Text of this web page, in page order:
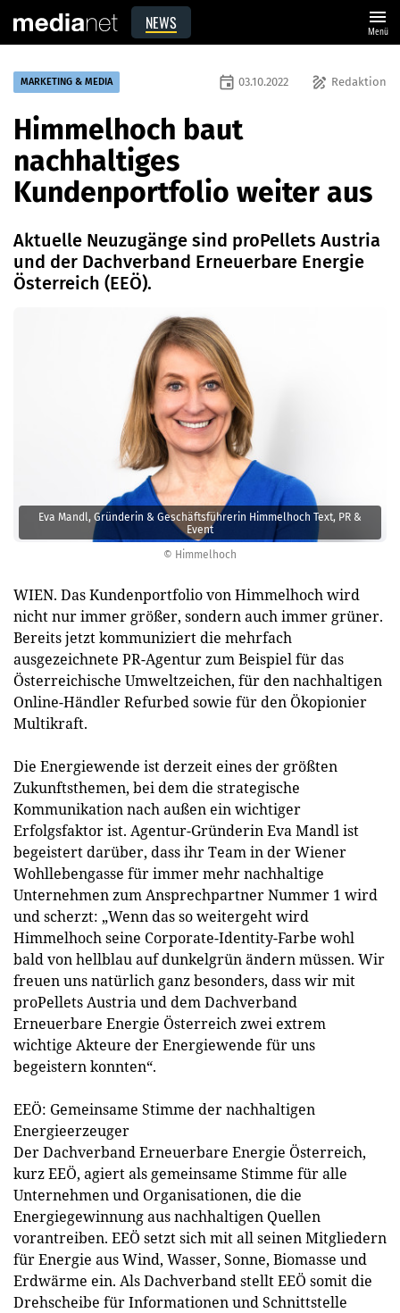
NEWS menu
Menü
© Himmelhoch
Eva Mandl, Gründerin & Geschäftsführerin Himmelhoch Text, PR &
Event
MARKETING & MEDIA draw Redaktion
event 03.10.2022
Himmelhoch baut
nachhaltiges
Kundenportfolio weiter aus
Aktuelle Neuzugänge sind proPellets Austria
und der Dachverband Erneuerbare Energie
Österreich (EEÖ).
WIEN. Das Kundenportfolio von Himmelhoch wird
nicht nur immer größer, sondern auch immer grüner.
Bereits jetzt kommuniziert die mehrfach
ausgezeichnete PR-Agentur zum Beispiel für das
Österreichische Umweltzeichen, für den nachhaltigen
Online-Händler Refurbed sowie für den Ökopionier
Multikraft.
Die Energiewende ist derzeit eines der größten
Zukunftsthemen, bei dem die strategische
Kommunikation nach außen ein wichtiger
Erfolgsfaktor ist. Agentur-Gründerin Eva Mandl ist
begeistert darüber, dass ihr Team in der Wiener
Wohllebengasse für immer mehr nachhaltige
Unternehmen zum Ansprechpartner Nummer 1 wird
und scherzt: „Wenn das so weitergeht wird
Himmelhoch seine Corporate-Identity-Farbe wohl
bald von hellblau auf dunkelgrün ändern müssen. Wir
freuen uns natürlich ganz besonders, dass wir mit
proPellets Austria und dem Dachverband
Erneuerbare Energie Österreich zwei extrem
wichtige Akteure der Energiewende für uns
begeistern konnten“.
EEÖ: Gemeinsame Stimme der nachhaltigen
Energieerzeuger
Der Dachverband Erneuerbare Energie Österreich,
kurz EEÖ, agiert als gemeinsame Stimme für alle
Unternehmen und Organisationen, die die
Energiegewinnung aus nachhaltigen Quellen
vorantreiben. EEÖ setzt sich mit all seinen Mitgliedern
für Energie aus Wind, Wasser, Sonne, Biomasse und
Erdwärme ein. Als Dachverband stellt EEÖ somit die
Drehscheibe für Informationen und Schnittstelle